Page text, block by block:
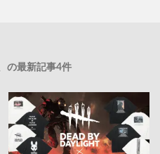
の最新記事4件